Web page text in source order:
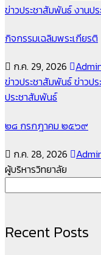
ข่าวประชาสัมพันธ์งานป
กิจกรรมเฉลิมพระเกียรติ
ก.ค. 29, 2026
ข่าวประชาสัมพันธ์ข่าวป
ประชาสัมพันธ์
๒๘ กรกฎาคม ๒๕๖๙
ก.ค. 28, 2026
ผู้บริหารวิทยาลัย
Recent Posts